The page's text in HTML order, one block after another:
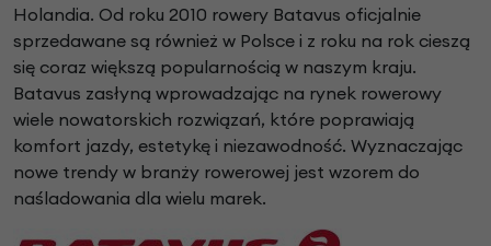
Holandia. Od roku 2010 rowery Batavus oficjalnie
sprzedawane są również w Polsce i z roku na rok cieszą
się coraz większą popularnością w naszym kraju.
Batavus zasłyną wprowadzając na rynek rowerowy
wiele nowatorskich rozwiązań, które poprawiają
komfort jazdy, estetykę i niezawodność. Wyznaczając
nowe trendy w branży rowerowej jest wzorem do
naśladowania dla wielu marek.